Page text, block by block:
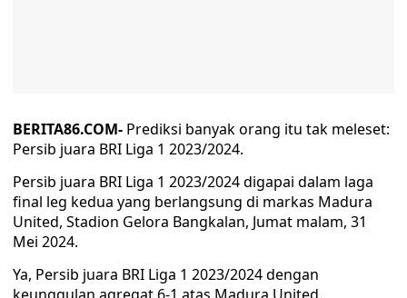
BERITA86.COM- Prediksi banyak orang itu tak meleset:
Persib juara BRI Liga 1 2023/2024.
Persib juara BRI Liga 1 2023/2024 digapai dalam laga
final leg kedua yang berlangsung di markas Madura
United, Stadion Gelora Bangkalan, Jumat malam, 31
Mei 2024.
Ya, Persib juara BRI Liga 1 2023/2024 dengan